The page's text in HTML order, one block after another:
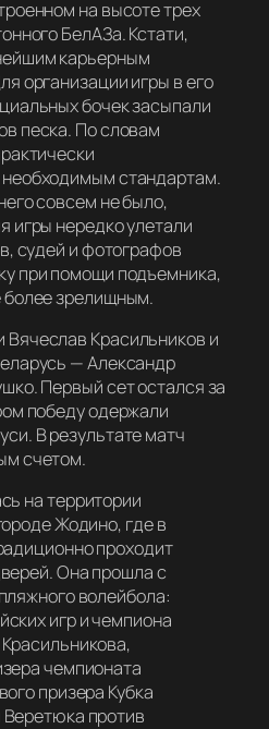
на высоте трех
БелАЗа. Кстати,
карьерным
организации игры в его
бочек засыпали
песка. По словам
стандартам.
совсем не было,
игры нередко улетали
судей и фотографов
при помощи подъемника,
зрелищным.
Красильников и
— Александр
Первый сет остался за
победу одержали
В результате матч
счетом.
на территории
Жодино, где в
проходит
Она прошла с
волейбола:
игр и чемпиона
чемпионата
призера Кубка
против